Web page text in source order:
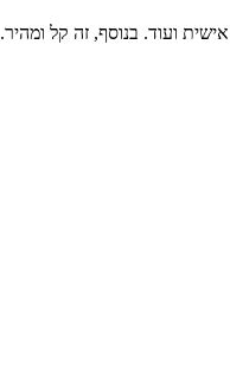
ועוד. בנוסף, זה קל ומהיר.